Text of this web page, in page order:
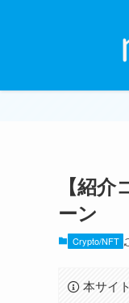
【紹
ーン
Crypto/NFT
本サイ